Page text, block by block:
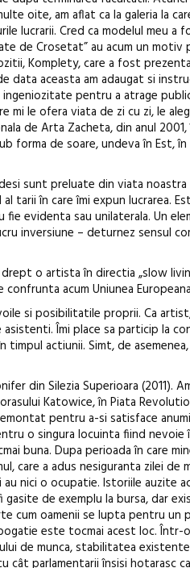
oite, am aflat ca la galeria la
lucrarii. Cred ca modelul meu a
de Crosetat” au acum un
Komplety, care a fost
aceasta am adaugat si
pentru a atrage
le ofera viata de zi cu zi, le
de Arta Zacheta, din anul
forma de soare, undeva în Est,
sunt preluate din viata
tarii în care îmi expun lucrarea.
fie evidenta sau unilaterala. Un
inversiune – deturnez sensul
o artista în directia „slow
acum Uniunea
si posibilitatile proprii. Ca
Îmi place sa particip la
actiunii. Simt, de
din Silezia Superioara (2011).
Katowice, în Piata
pentru a-si satisface
o singura locuinta fiind nevoie
buna. Dupa perioada în care
care a adus nesiguranta zilei de
nici o ocupatie. Istoriile auzite
de exemplu la bursa, dar
cum oamenii se lupta pentru
este tocmai acest loc. Într-
de munca, stabilitatea